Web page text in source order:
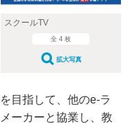
スクールTV
全 4 枚
拡大写真
目指して、他のe-ラ
ーカーと協業し、教